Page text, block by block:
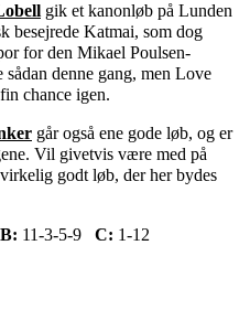
gik et kanonløb på Lunden
besejrede Katmai, som dog
for den Mikael Poulsen-
denne gang, men Love
chance igen.
går også ene gode løb, og er
Vil givetvis være med på
godt løb, der her bydes
B: 11-3-5-9 C: 1-12